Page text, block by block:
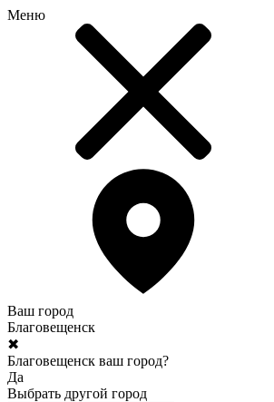
Меню
Ваш город
Благовещенск
✖
Благовещенск ваш город?
Да
Выбрать другой город